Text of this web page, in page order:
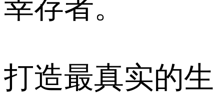
幸存者。
打造最真实的生